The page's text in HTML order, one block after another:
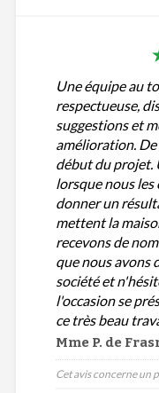
Une équipe au
respectueuse,
suggestions et
amélioration. De
début du projet.
lorsque nous
donner un
mettent la
recevons de
que nous avons
société et
l'occasion se
ce très beau
Mme P. de
Cet avis concerne un